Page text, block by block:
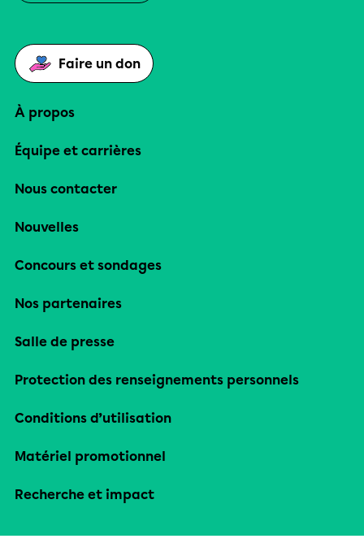
Faire un don
À propos
Équipe et carrières
Nous contacter
Nouvelles
Concours et sondages
Nos partenaires
Salle de presse
Protection des renseignements personnels
Conditions d’utilisation
Matériel promotionnel
Recherche et impact